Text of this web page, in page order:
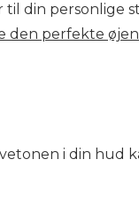
din personlige
perfekte
i din hud